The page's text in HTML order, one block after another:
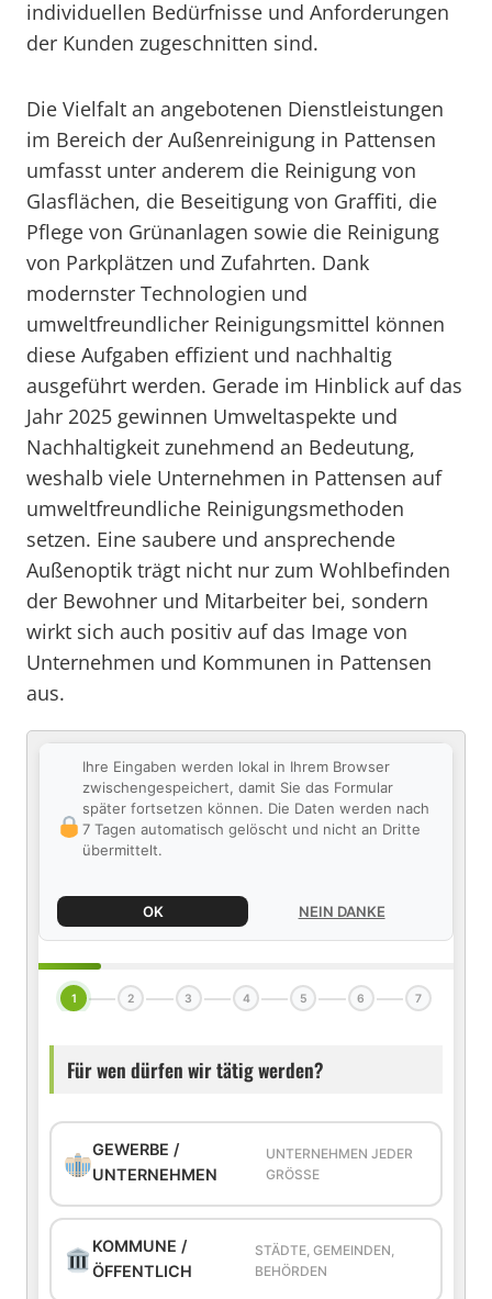
individuellen Bedürfnisse und Anforderungen
der Kunden zugeschnitten sind.
Die Vielfalt an angebotenen Dienstleistungen
im Bereich der Außenreinigung in Pattensen
umfasst unter anderem die Reinigung von
Glasflächen, die Beseitigung von Graffiti, die
Pflege von Grünanlagen sowie die Reinigung
von Parkplätzen und Zufahrten. Dank
modernster Technologien und
umweltfreundlicher Reinigungsmittel können
diese Aufgaben effizient und nachhaltig
ausgeführt werden. Gerade im Hinblick auf das
Jahr 2025 gewinnen Umweltaspekte und
Nachhaltigkeit zunehmend an Bedeutung,
weshalb viele Unternehmen in Pattensen auf
umweltfreundliche Reinigungsmethoden
setzen. Eine saubere und ansprechende
Außenoptik trägt nicht nur zum Wohlbefinden
der Bewohner und Mitarbeiter bei, sondern
wirkt sich auch positiv auf das Image von
Unternehmen und Kommunen in Pattensen
aus.
Ihre Eingaben werden lokal in Ihrem Browser
zwischengespeichert, damit Sie das Formular
später fortsetzen können. Die Daten werden nach
7 Tagen automatisch gelöscht und nicht an Dritte
übermittelt.
OK NEIN DANKE
1 2 3 4 5 6 7
Für wen dürfen wir tätig werden?
GEWERBE /
UNTERNEHMEN
UNTERNEHMEN JEDER
GRÖSSE
KOMMUNE /
ÖFFENTLICH
STÄDTE, GEMEINDEN,
BEHÖRDEN